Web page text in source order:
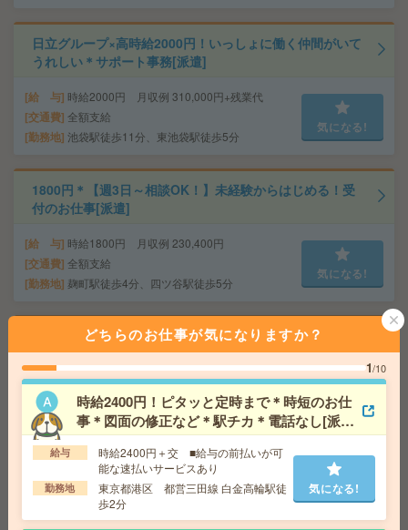
日立グループ×高時給2000円！いっしょに働く仲間がいて
うれしい＊サポート事務[派遣]
給 与 時給2000円 月収例 310,000円+残業代
交通費 全額支給
勤務地 池袋駅徒歩11分、東池袋駅徒歩5分
気になる!
1800円＊【週3日～相談OK！】未経験からはじめる！受
付のお仕事[派遣]
給 与 時給1800円 月収例 230,400円
交通費 全額支給
勤務地 麹町駅徒歩4分、四ツ谷駅徒歩5分
気になる!
2000円＊【9月末まで】案内状の投函・訪問のお仕事！未
経験OK[派遣]
給 与 時給2000円
交通費 全額支給
勤務地 梅島駅徒歩9分
気になる!
3DCADモデリング支援～3300円[派遣]
給 与 時給3000～3300円＋交
どちらのお仕事が気になりますか？
1/10
時給2400円！ピタッと定時まで＊時短のお仕
事＊図面の修正など＊駅チカ＊電話なし[派
遣]
給与
時給2400円＋交 ■給与の前払いが可
能な速払いサービスあり
勤務地
東京都港区 都営三田線 白金高輪駅徒
歩2分
気になる!